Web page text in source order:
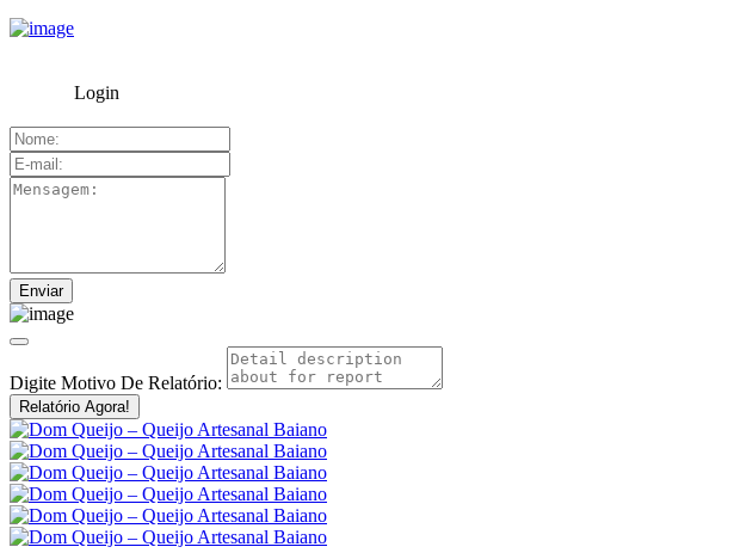
Login
Digite Motivo De Relatório:
Relatório Agora!